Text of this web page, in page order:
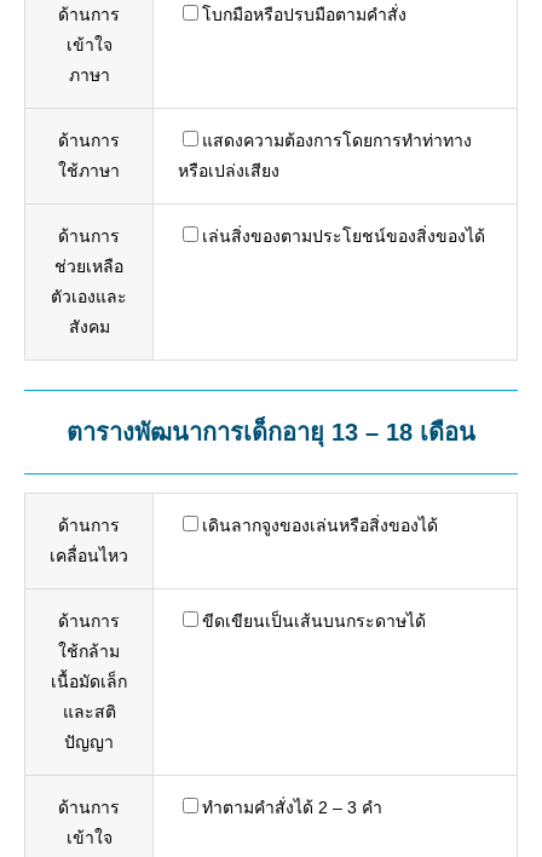
ด้านการ
เข้าใจ
ภาษา
โบกมือหรือปรบมือตามคำสั่ง
ด้านการ
ใช้ภาษา
แสดงความต้องการโดยการทำท่าทาง
หรือเปล่งเสียง
ด้านการ
ช่วยเหลือ
ตัวเองและ
สังคม
เล่นสิ่งของตามประโยชน์ของสิ่งของได้
ตารางพัฒนาการเด็กอายุ 13 – 18 เดือน
ด้านการ
เคลื่อนไหว
เดินลากจูงของเล่นหรือสิ่งของได้
ด้านการ
ใช้กล้าม
เนื้อมัดเล็ก
และสติ
ปัญญา
ขีดเขียนเป็นเส้นบนกระดาษได้
ด้านการ
เข้าใจ
ทำตามคำสั่งได้ 2 – 3 คำ